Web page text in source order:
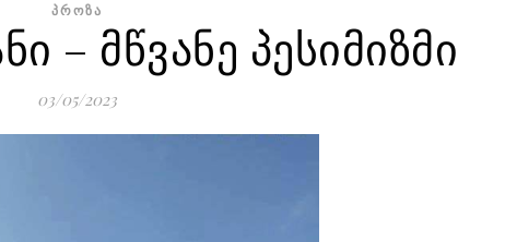
ᲞᲠᲝᲖᲐ
– მწვანე პესიმიზმი
03/05/2023